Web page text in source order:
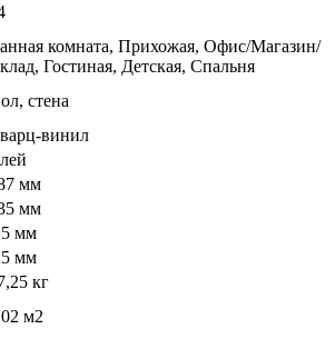
комната, Прихожая, Офис/Магазин/
Гостиная, Детская, Спальня
стена
винил
мм
мм
мм
мм
кг
м2